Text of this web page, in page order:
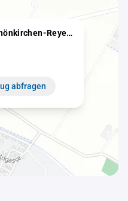
Feldgasse 1, 2241 Schönkirchen-Reyersdorf
abfragen